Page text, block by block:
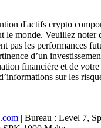
d'actifs crypto
le monde. Veuillez noter
pas les performances
d’un
financière et de votre
sur les
| Bureau : Level 7,